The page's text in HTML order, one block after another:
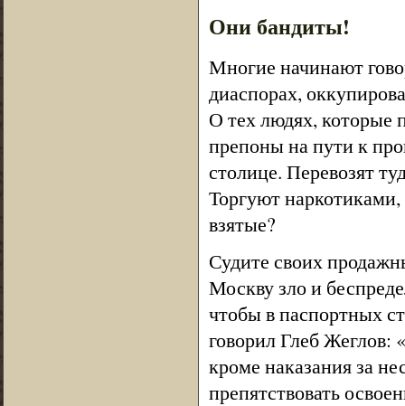
Они бандиты!
Многие начинают
диаспорах,
О тех людях, которые
препоны на пути к
столице. Перевозят
Торгуют
взятые?
Судите своих
Москву зло и
чтобы в паспортных
говорил Глеб
кроме наказания за
препятствовать